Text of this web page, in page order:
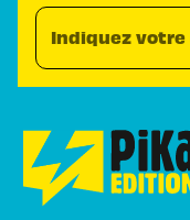
Indiquez votre